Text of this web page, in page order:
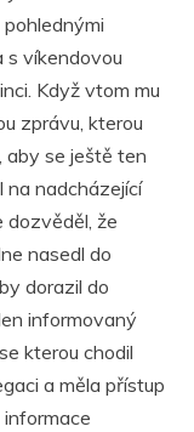
s víkendovou
Když vtom mu
zprávu, kterou
aby se ještě ten
na nadcházející
dozvěděl, že
nasedl do
dorazil do
informovaný
kterou chodil
a měla přístup